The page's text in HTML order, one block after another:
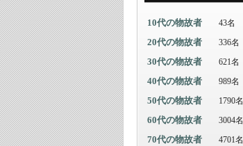
10代の物故者 43名
20代の物故者 336名
30代の物故者 621名
40代の物故者 989名
50代の物故者 1790名
60代の物故者 3004名
70代の物故者 4701名